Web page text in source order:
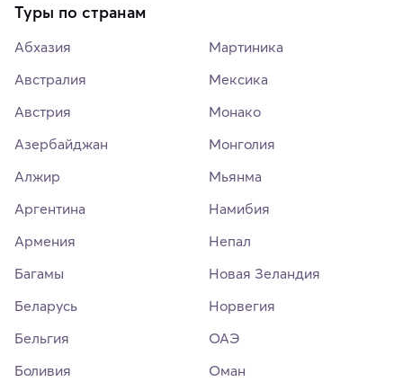
Туры по странам
Абхазия
Австралия
Австрия
Азербайджан
Алжир
Аргентина
Армения
Багамы
Беларусь
Бельгия
Боливия
Мартиника
Мексика
Монако
Монголия
Мьянма
Намибия
Непал
Новая Зеландия
Норвегия
ОАЭ
Оман